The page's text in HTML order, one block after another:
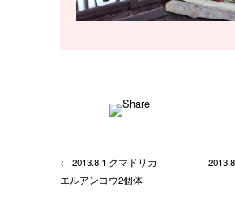
← 2013.8.1 クマドリカ
エルアンコウ2個体